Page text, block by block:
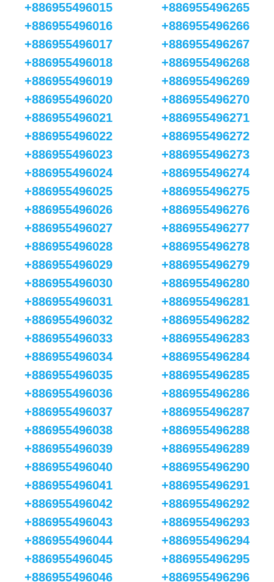
+886955496015
+886955496016
+886955496017
+886955496018
+886955496019
+886955496020
+886955496021
+886955496022
+886955496023
+886955496024
+886955496025
+886955496026
+886955496027
+886955496028
+886955496029
+886955496030
+886955496031
+886955496032
+886955496033
+886955496034
+886955496035
+886955496036
+886955496037
+886955496038
+886955496039
+886955496040
+886955496041
+886955496042
+886955496043
+886955496044
+886955496045
+886955496046
+886955496265
+886955496266
+886955496267
+886955496268
+886955496269
+886955496270
+886955496271
+886955496272
+886955496273
+886955496274
+886955496275
+886955496276
+886955496277
+886955496278
+886955496279
+886955496280
+886955496281
+886955496282
+886955496283
+886955496284
+886955496285
+886955496286
+886955496287
+886955496288
+886955496289
+886955496290
+886955496291
+886955496292
+886955496293
+886955496294
+886955496295
+886955496296